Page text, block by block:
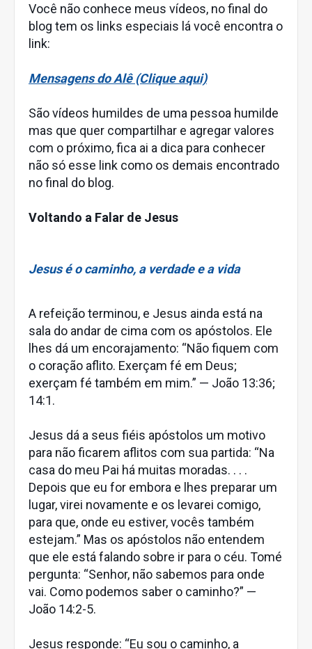
Você não conhece meus vídeos, no final do
blog tem os links especiais lá você encontra o
link:
Mensagens do Alê (Clique aqui)
São vídeos humildes de uma pessoa humilde
mas que quer compartilhar e agregar valores
com o próximo, fica ai a dica para conhecer
não só esse link como os demais encontrado
no final do blog.
Voltando a Falar de Jesus
Jesus é o caminho, a verdade e a vida
A refeição terminou, e Jesus ainda está na
sala do andar de cima com os apóstolos. Ele
lhes dá um encorajamento: “Não fiquem com
o coração aflito. Exerçam fé em Deus;
exerçam fé também em mim.” — João 13:36;
14:1.
Jesus dá a seus fiéis apóstolos um motivo
para não ficarem aflitos com sua partida: “Na
casa do meu Pai há muitas moradas. . . .
Depois que eu for embora e lhes preparar um
lugar, virei novamente e os levarei comigo,
para que, onde eu estiver, vocês também
estejam.” Mas os apóstolos não entendem
que ele está falando sobre ir para o céu. Tomé
pergunta: “Senhor, não sabemos para onde
vai. Como podemos saber o caminho?” —
João 14:2-5.
Jesus responde: “Eu sou o caminho, a